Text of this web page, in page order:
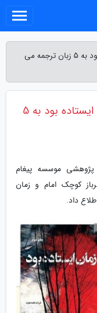
سرباز کوچک امام و زمان ایستاده بود به 5 زبان ترجمه می
سرباز کوچک امام و زمان ایستاده بود به 5
پژوهشی موسسه پیغام
کوچک امام و زمان